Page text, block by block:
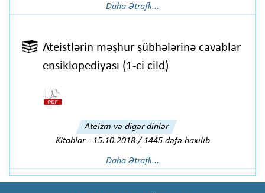
Daha Ətraflı...
Ateistlərin məşhur şübhələrinə cavablar
ensiklopediyası (1-ci cild)
Ateizm və digər dinlər
Kitablar- 15.10.2018 / 1445 dəfə baxılıb
Daha Ətraflı...